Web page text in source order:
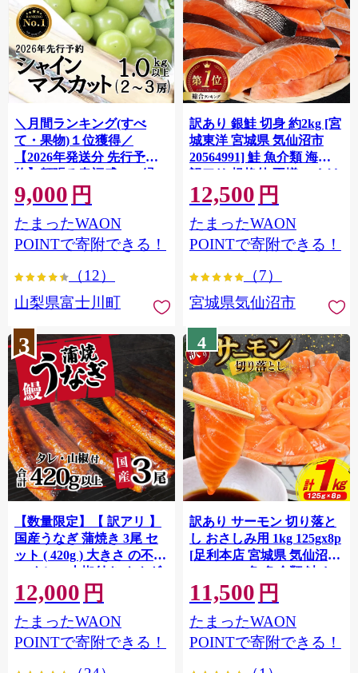
＼月間ランキング(すべ
て・果物)１位獲得／
【2026年発送分 先行予
約】頬張る幸福感 〜緑の
宝石・ シャインマスカッ
ト 〜 １ｋｇ以上（２〜３
房） フルーツ 山梨県産 果
物 くだもの シャイン マス
大粒 種なし 先行予約 富士
円 九千円
9,000 円
たまったWAON
POINTで寄附できる！
（12）
山梨県富士川町
訳あり 銀鮭 切身 約2kg [宮
城東洋 宮城県 気仙沼市
20564991] 鮭 魚介類 海鮮
訳アリ 規格外 不揃い さけ
サケ 鮭切身 シャケ 切り身
冷凍 家庭用 おかず 弁当 支
援 サーモン 銀鮭切り身 魚
わけあり
12,500 円
たまったWAON
POINTで寄附できる！
（7）
宮城県気仙沼市
3
【数量限定】【 訳アリ 】
国産うなぎ 蒲焼き 3尾 セ
ット ( 420g ) 大きさ の不揃
い タレ・山椒付き ウナギ
鰻 ふぞろい 不揃い うな重
ひつまぶし 人気 茨城 八千
代町 ふるさと納税 冷凍
[SF951ya]
12,000 円
たまったWAON
POINTで寄附できる！
4
訳あり サーモン 切り落と
し おさしみ用 1kg 125gx8p
[足利本店 宮城県 気仙沼市
20564313] 魚 魚介類 鮭 お
刺し身 刺し身 刺身 生 生食
個包装 チリ銀鮭 銀鮭 海鮮
海鮮丼 魚介
11,500 円
たまったWAON
POINTで寄附できる！